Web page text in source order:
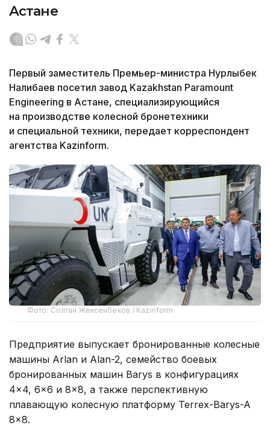
Астане
Первый заместитель Премьер-министра Нурлыбек
Налибаев посетил завод Kazakhstan Paramount
Engineering в Астане, специализирующийся
на производстве колесной бронетехники
и специальной техники, передает корреспондент
агентства Kazinform.
Фото: Солтан Жексенбеков / Kazinform
Предприятие выпускает бронированные колесные
машины Arlan и Alan-2, семейство боевых
бронированных машин Barys в конфигурациях
4×4, 6×6 и 8×8, а также перспективную
плавающую колесную платформу Terrex-Barys-A
8×8.